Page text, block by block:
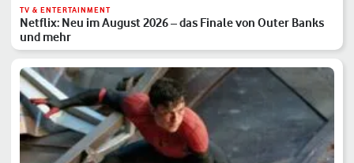
TV & ENTERTAINMENT
Netflix: Neu im August 2026 – das Finale von Outer Banks
und mehr